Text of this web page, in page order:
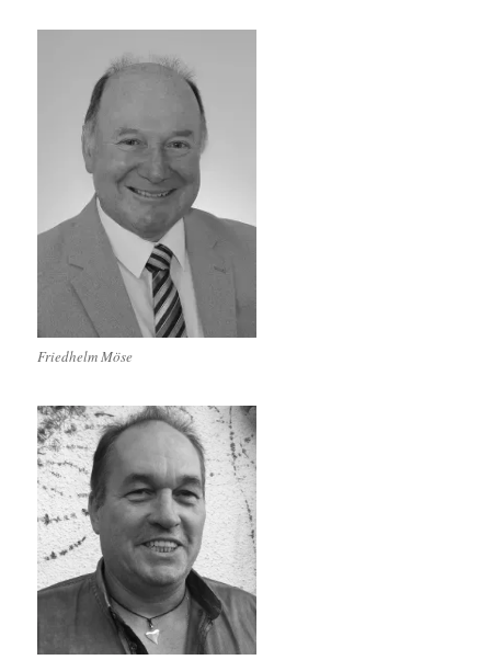
Friedhelm Möse